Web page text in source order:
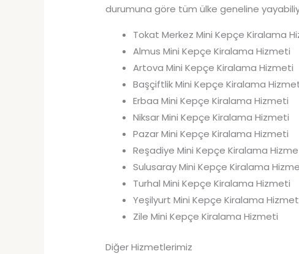
durumuna göre tüm ülke geneline
Tokat Merkez Mini Kepçe Kiralama
Almus Mini Kepçe Kiralama Hizmeti
Artova Mini Kepçe Kiralama Hizmeti
Başçiftlik Mini Kepçe Kiralama
Erbaa Mini Kepçe Kiralama Hizmeti
Niksar Mini Kepçe Kiralama Hizmeti
Pazar Mini Kepçe Kiralama Hizmeti
Reşadiye Mini Kepçe Kiralama
Sulusaray Mini Kepçe Kiralama
Turhal Mini Kepçe Kiralama Hizmeti
Yeşilyurt Mini Kepçe Kiralama
Zile Mini Kepçe Kiralama Hizmeti
Diğer Hizmetlerimiz